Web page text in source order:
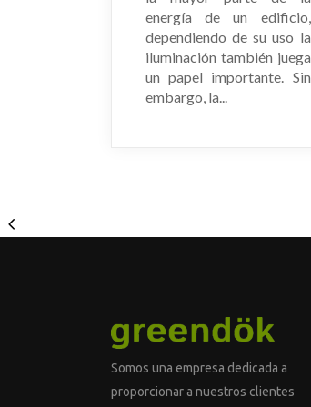
energía de un edificio,
dependiendo de su uso la
iluminación también juega
un papel importante. Sin
embargo, la...
Somos una empresa dedicada a
proporcionar a nuestros clientes